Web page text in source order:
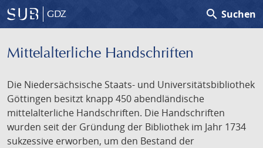
GDZ search Suchen
Mittelalterliche Handschriften
Die Niedersächsische Staats- und Universitätsbibliothek
Göttingen besitzt knapp 450 abendländische
mittelalterliche Handschriften. Die Handschriften
wurden seit der Gründung der Bibliothek im Jahr 1734
sukzessive erworben, um den Bestand der